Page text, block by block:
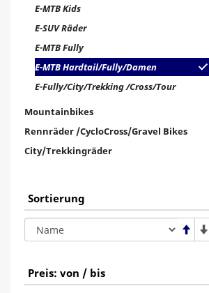
E-MTB Kids
E-SUV Räder
E-MTB Fully
E-MTB Hardtail/Fully/Damen
E-Fully/City/Trekking /Cross/Tour
Mountainbikes
Rennräder /CycloCross/Gravel Bikes
City/Trekkingräder
Sortierung
Preis: von / bis